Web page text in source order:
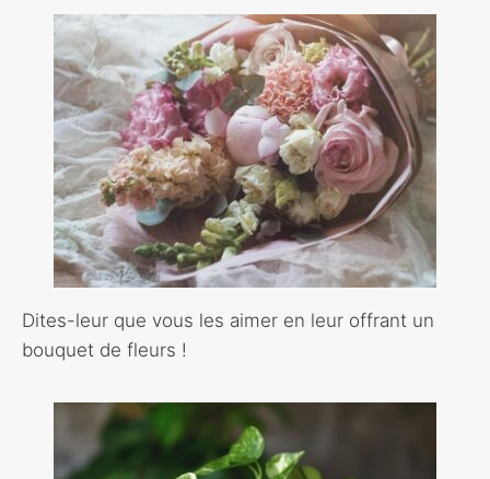
Dites-leur que vous les aimer en leur offrant un
bouquet de fleurs !